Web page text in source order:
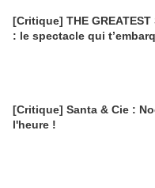
[Critique] THE GREATEST
: le spectacle qui
[Critique] Santa & Cie :
l'heure !